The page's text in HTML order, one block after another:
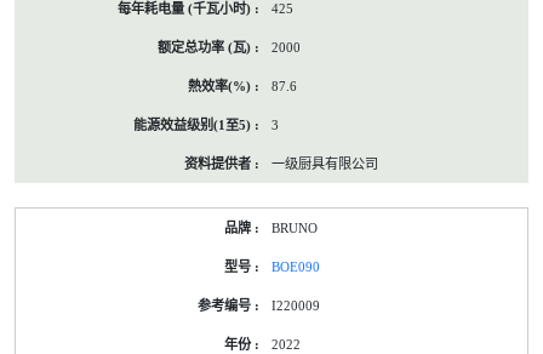
425
2000
87.6
3
一级厨具有限公司
BRUNO
BOE090
I220009
2022